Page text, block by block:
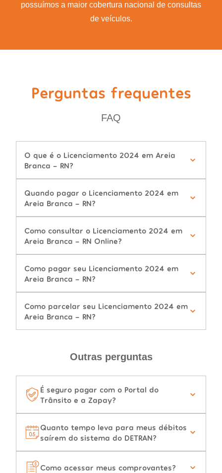
possuímos a maior cobertura nacional de consultas
de veículos.
Perguntas frequentes
FAQ
O que é o Licenciamento 2024 em Areia
Branca - RN?
Quando pagar o Licenciamento 2024 em
Areia Branca - RN?
Como consultar o Licenciamento 2024 em
Areia Branca - RN Online?
Como pagar seu Licenciamento 2024 em
Areia Branca - RN?
Como parcelar seu Licenciamento 2024 em
Areia Branca - RN?
Outras perguntas
É seguro pagar com o Portal do
Trânsito e a Zapay?
Quanto tempo leva para meus débitos
saírem do sistema do DETRAN?
Como acessar meus comprovantes?